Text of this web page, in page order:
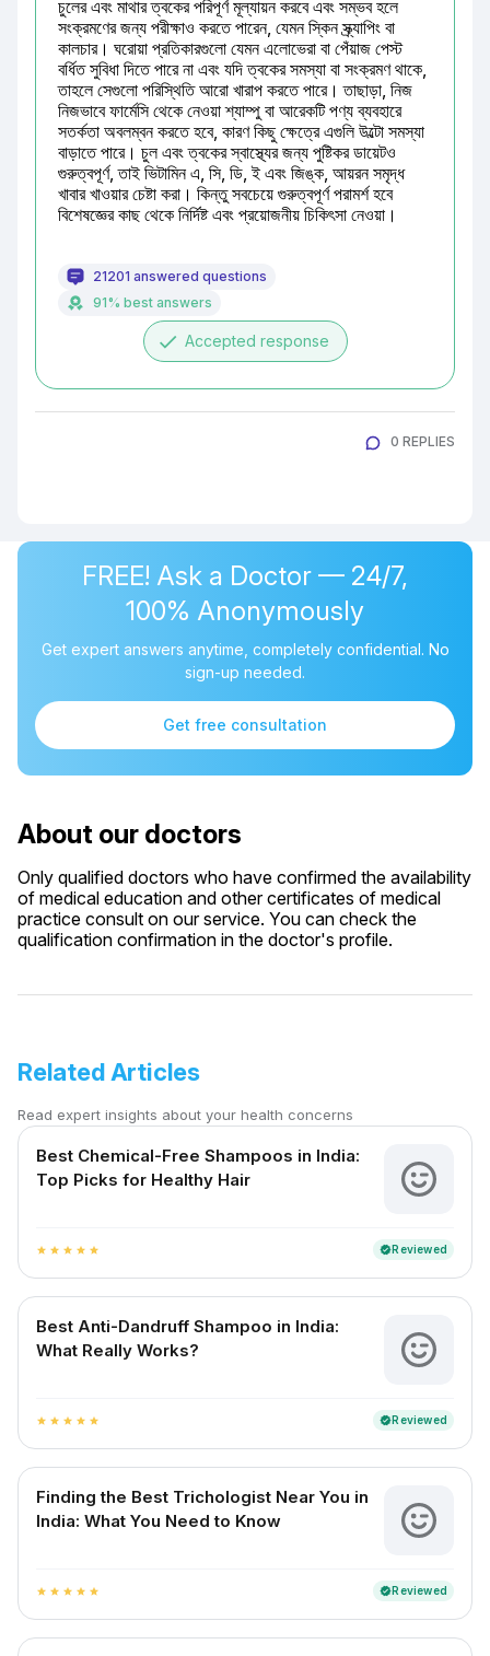
চুলের এবং মাথার ত্বকের পরিপূর্ণ মূল্যায়ন করবে এবং সম্ভব হলে
সংক্রমণের জন্য পরীক্ষাও করতে পারেন, যেমন স্কিন স্ক্র্যাপিং বা
কালচার। ঘরোয়া প্রতিকারগুলো যেমন এলোভেরা বা পেঁয়াজ পেস্ট
বর্ধিত সুবিধা দিতে পারে না এবং যদি ত্বকের সমস্যা বা সংক্রমণ থাকে,
তাহলে সেগুলো পরিস্থিতি আরো খারাপ করতে পারে। তাছাড়া, নিজ
নিজভাবে ফার্মেসি থেকে নেওয়া শ্যাম্পু বা আরেকটি পণ্য ব্যবহারে
সতর্কতা অবলম্বন করতে হবে, কারণ কিছু ক্ষেত্রে এগুলি উল্টো সমস্যা
বাড়াতে পারে। চুল এবং ত্বকের স্বাস্থ্যের জন্য পুষ্টিকর ডায়েটও
গুরুত্বপূর্ণ, তাই ভিটামিন এ, সি, ডি, ই এবং জিঙ্ক, আয়রন সমৃদ্ধ
খাবার খাওয়ার চেষ্টা করা। কিন্তু সবচেয়ে গুরুত্বপূর্ণ পরামর্শ হবে
বিশেষজ্ঞের কাছ থেকে নির্দিষ্ট এবং প্রয়োজনীয় চিকিৎসা নেওয়া।
21201 answered questions
91% best answers
done Accepted response
0 REPLIES
FREE! Ask a Doctor — 24/7,
100% Anonymously
Get expert answers anytime, completely confidential. No
sign-up needed.
Get free consultation
About our doctors
Only qualified doctors who have confirmed the availability
of medical education and other certificates of medical
practice consult on our service. You can check the
qualification confirmation in the doctor's profile.
Related Articles
Read expert insights about your health concerns
Best Chemical-Free Shampoos in India:
Top Picks for Healthy Hair
star star star star star verifiedReviewed
Best Anti-Dandruff Shampoo in India:
What Really Works?
star star star star star verifiedReviewed
Finding the Best Trichologist Near You in
India: What You Need to Know
star star star star star verifiedReviewed